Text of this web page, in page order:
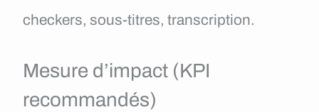
checkers, sous-titres, transcription.
Mesure d’impact (KPI
recommandés)